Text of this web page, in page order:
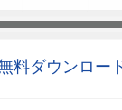
料ダウンロー